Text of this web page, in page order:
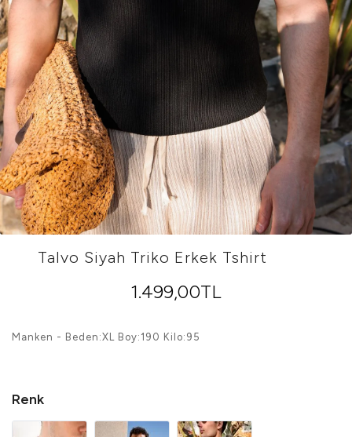
Talvo Siyah Triko Erkek Tshirt
1.499,00TL
Manken - Beden:XL Boy:190 Kilo:95
Renk